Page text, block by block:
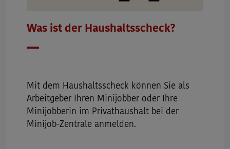
Was ist der Haushaltsscheck?
Mit dem Haushaltsscheck können Sie als
Arbeitgeber Ihren Minijobber oder Ihre
Minijobberin im Privathaushalt bei der
Minijob-Zentrale anmelden.